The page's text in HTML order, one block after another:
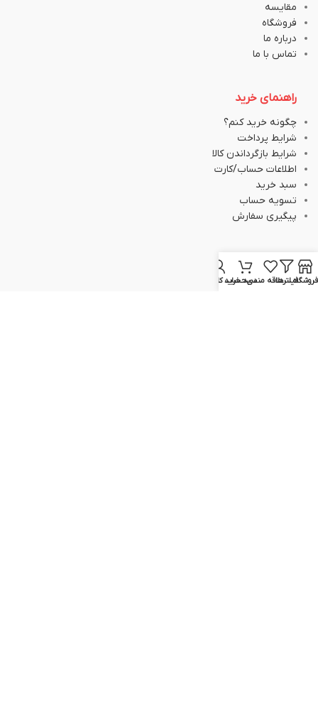
مقایسه
فروشگاه
درباره ما
تماس با ما
راهنمای خرید
چگونه خرید کنم؟
شرایط پرداخت
شرایط بازگرداندن کالا
اطلاعات حساب/کارت
سبد خرید
تسویه حساب
پیگیری سفارش
ارتباط با ما
فروشگاهفیلترهاعلاقه مندیسبد خرید
حساب کاربری من